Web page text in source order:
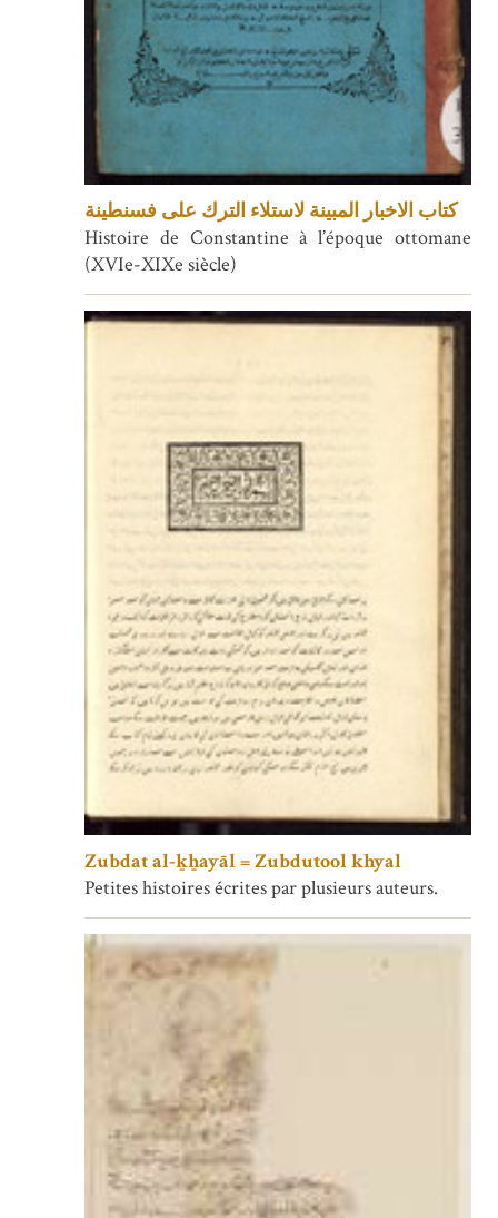
كتاب الاخبار المبينة لاستلاء الترك على فسنطينة
Histoire de Constantine à l’époque ottomane
(XVIe-XIXe siècle)
Zubdat al-ḵẖayāl = Zubdutool khyal
Petites histoires écrites par plusieurs auteurs.